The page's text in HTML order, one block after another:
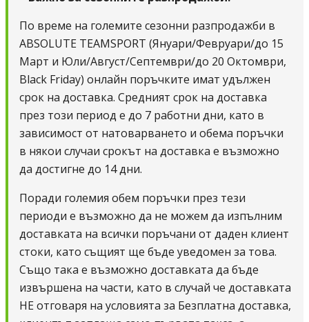
По време на големите сезонни разпродажби в
ABSOLUTE TEAMSPORT Абсолют Тиймспорт
(Януари/Февруари/до 15
Март и Юли/Август/Септември/до 20 Октомври,
Black Friday) онлайн поръчките имат удължен
срок на доставка. Средният срок на доставка
през този период е до 7 работни дни, като в
зависимост от натоварването и обема поръчки
в някои случаи срокът на доставка е възможно
да достигне до 14 дни.
Поради големия обем поръчки през тези
периоди е възможно да не можем да изпълним
доставката на всички поръчани от даден клиент
стоки, като същият ще бъде уведомен за това.
Също така е възможно доставката да бъде
извършена на части, като в случай че доставката
НЕ отговаря на условията за Безплатна доставка,